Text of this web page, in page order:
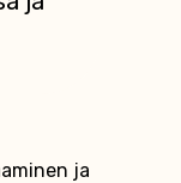
ja